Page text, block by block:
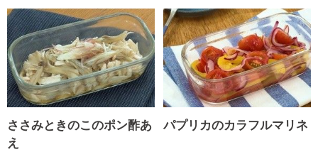
ささみときのこのポン酢あ
え
パプリカのカラフルマリネ